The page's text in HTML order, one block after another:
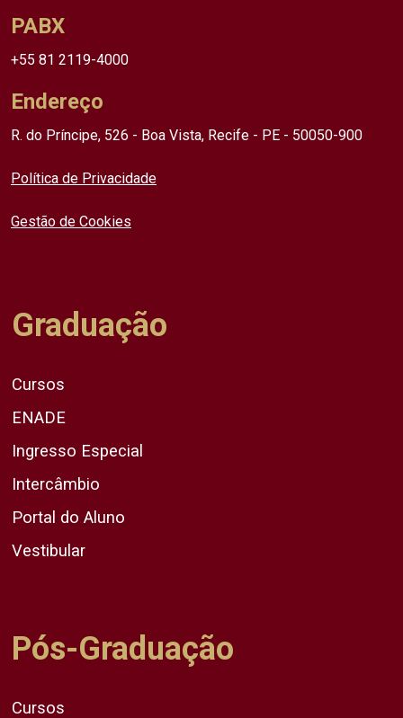
PABX
+55 81 2119-4000
Endereço
R. do Príncipe, 526 - Boa Vista, Recife - PE - 50050-900
Política de Privacidade
Gestão de Cookies
Graduação
Cursos
ENADE
Ingresso Especial
Intercâmbio
Portal do Aluno
Vestibular
Pós-Graduação
Cursos